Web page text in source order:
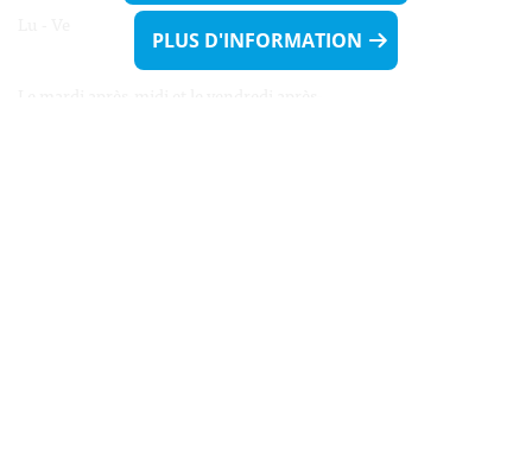
Lu - Ve 08h00 - 11h30
13h30 - 16h00
PLUS D'INFORMATION